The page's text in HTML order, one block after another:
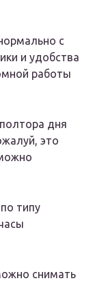
с
и удобства
работы
дня
это
типу
снимать